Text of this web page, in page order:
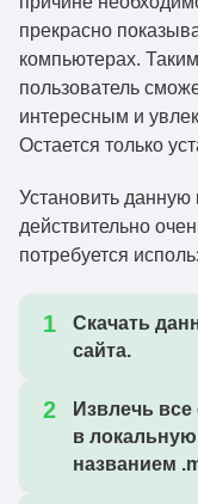
прекрасно
компьютерах.
пользователь
интересным и
Остается только
Установить данную
действительно
потребуется
Скачать
сайта.
Извлечь
в
названием